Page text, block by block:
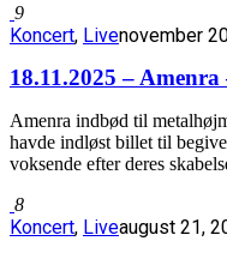
9
Koncert, Livenovember
18.11.2025 –
Amenra indbød til
havde indløst billet til
voksende efter deres
8
Koncert, Liveaugust 21,